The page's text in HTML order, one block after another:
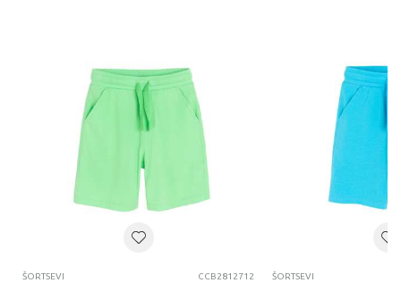
ŠORTSEVI CCB2812712 ŠORTSEVI